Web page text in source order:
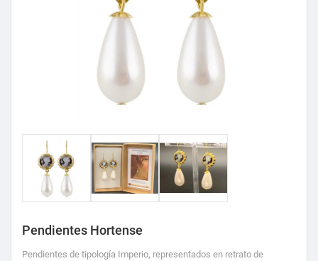
Pendientes Hortense
Pendientes de tipología Imperio, representados en retrato de